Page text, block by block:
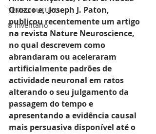
TEMPO FUTURO
O Inventário
Orozco e,  Joseph J. Paton,
publicou recentemente um artigo
na revista Nature Neuroscience,
no qual descrevem como
abrandaram ou aceleraram
artificialmente padrões de
actividade neuronal em ratos
alterando o seu julgamento da
passagem do tempo e
apresentando a evidência causal
mais persuasiva disponível até o